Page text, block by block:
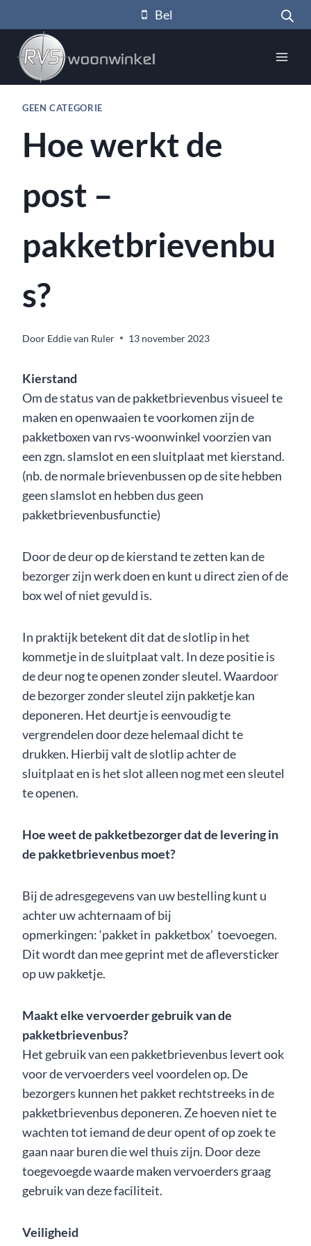
naar
inhoud
Bel
GEEN CATEGORIE
Hoe werkt de
post –
pakketbrievenbu
s?
Door Eddie van Ruler 13 november 2023
Kierstand
Om de status van de pakketbrievenbus visueel te
maken en openwaaien te voorkomen zijn de
pakketboxen van rvs-woonwinkel voorzien van
een zgn. slamslot en een sluitplaat met kierstand.
(nb. de normale brievenbussen op de site hebben
geen slamslot en hebben dus geen
pakketbrievenbusfunctie)
Door de deur op de kierstand te zetten kan de
bezorger zijn werk doen en kunt u direct zien of de
box wel of niet gevuld is.
In praktijk betekent dit dat de slotlip in het
kommetje in de sluitplaat valt. In deze positie is
de deur nog te openen zonder sleutel. Waardoor
de bezorger zonder sleutel zijn pakketje kan
deponeren. Het deurtje is eenvoudig te
vergrendelen door deze helemaal dicht te
drukken. Hierbij valt de slotlip achter de
sluitplaat en is het slot alleen nog met een sleutel
te openen.
Hoe weet de pakketbezorger dat de levering in
de pakketbrievenbus moet?
Bij de adresgegevens van uw bestelling kunt u
achter uw achternaam of bij
opmerkingen: ‘pakket in pakketbox’ toevoegen.
Dit wordt dan mee geprint met de afleversticker
op uw pakketje.
Maakt elke vervoerder gebruik van de
pakketbrievenbus?
Het gebruik van een pakketbrievenbus levert ook
voor de vervoerders veel voordelen op. De
bezorgers kunnen het pakket rechtstreeks in de
pakketbrievenbus deponeren. Ze hoeven niet te
wachten tot iemand de deur opent of op zoek te
gaan naar buren die wel thuis zijn. Door deze
toegevoegde waarde maken vervoerders graag
gebruik van deze faciliteit.
Veiligheid